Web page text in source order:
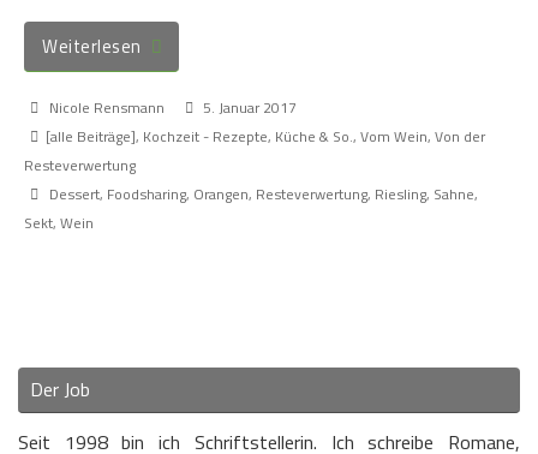
Weiterlesen
Nicole Rensmann
5. Januar 2017
[alle Beiträge], Kochzeit - Rezepte, Küche & So., Vom Wein, Von der
Resteverwertung
Dessert, Foodsharing, Orangen, Resteverwertung, Riesling, Sahne,
Sekt, Wein
Der Job
Seit 1998 bin ich Schriftstellerin. Ich schreibe Romane,